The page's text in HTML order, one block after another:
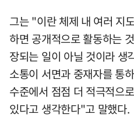
그는 "이란 체제 내 여러 지
하면 공개적으로 활동하는
장되는 일이 아닐 것이라
소통이 서면과 중재자를 통
수준에서 점점 더 적극적으
있다고 생각한다"고 말했다.